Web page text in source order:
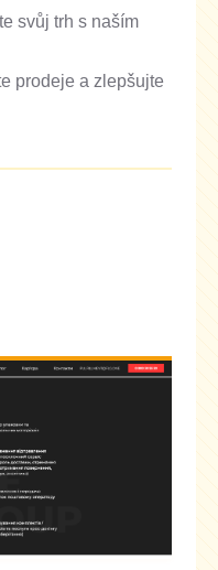
svůj trh s naším
prodeje a zlepšujte